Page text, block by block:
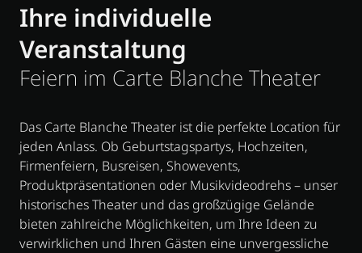
Ihre individuelle
Veranstaltung
Feiern im Carte Blanche Theater
Das Carte Blanche Theater ist die perfekte Location für
jeden Anlass. Ob Geburtstagspartys, Hochzeiten,
Firmenfeiern, Busreisen, Showevents,
Produktpräsentationen oder Musikvideodrehs – unser
historisches Theater und das großzügige Gelände
bieten zahlreiche Möglichkeiten, um Ihre Ideen zu
verwirklichen und Ihren Gästen eine unvergessliche